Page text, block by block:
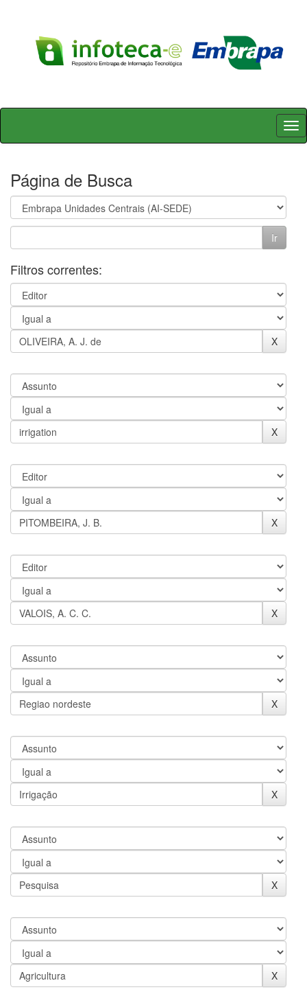
Skip
Página de Busca
Filtros correntes: